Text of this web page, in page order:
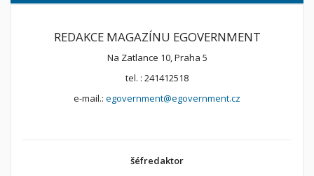
REDAKCE MAGAZÍNU EGOVERNMENT
Na Zatlance 10, Praha 5
tel. : 241412518
e-mail.: egovernment@egovernment.cz
šéfredaktor